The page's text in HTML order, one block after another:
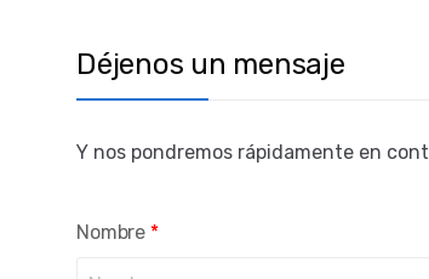
Déjenos un mensaje
Y nos pondremos rápidamente en
Nombre *